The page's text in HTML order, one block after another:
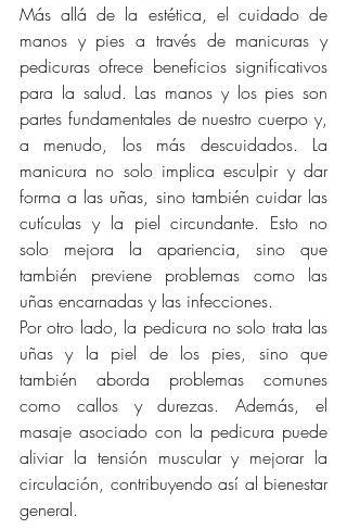
Más allá de la estética, el cuidado de
manos y pies a través de manicuras y
pedicuras ofrece beneficios significativos
para la salud. Las manos y los pies son
partes fundamentales de nuestro cuerpo y,
a menudo, los más descuidados. La
manicura no solo implica esculpir y dar
forma a las uñas, sino también cuidar las
cutículas y la piel circundante. Esto no
solo mejora la apariencia, sino que
también previene problemas como las
uñas encarnadas y las infecciones.
Por otro lado, la pedicura no solo trata las
uñas y la piel de los pies, sino que
también aborda problemas comunes
como callos y durezas. Además, el
masaje asociado con la pedicura puede
aliviar la tensión muscular y mejorar la
circulación, contribuyendo así al bienestar
general.